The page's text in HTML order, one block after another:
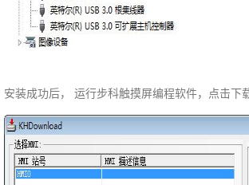
安装成功后， 运行步科触摸屏编程软件，点击下